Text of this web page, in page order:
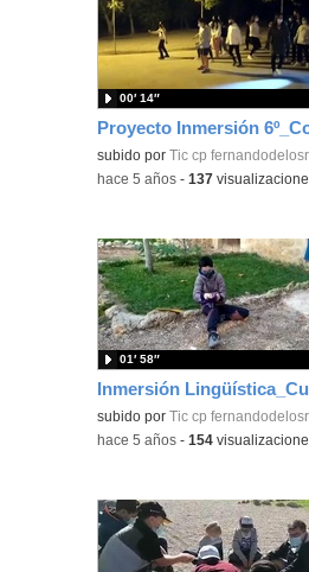
Contenido educativo.
subido por Tic cp
00′ 14″
-hace 5 años -137
Contenido educativo.
subido por Tic cp
01′ 58″
-hace 5 años -154